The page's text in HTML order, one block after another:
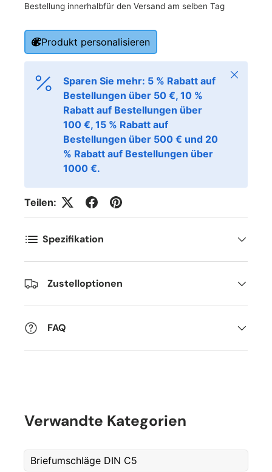
Antall *
Kommentarer
Bestellung innerhalbfür den Versand am selben Tag
Produkt personalisieren
Sparen Sie mehr: 5 % Rabatt auf
Bestellungen über 50 €, 10 %
Rabatt auf Bestellungen über
100 €, 15 % Rabatt auf
Bestellungen über 500 € und 20
% Rabatt auf Bestellungen über
1000 €.
Schließen
Teilen:
Spezifikation
Zustelloptionen
FAQ
Verwandte Kategorien
Briefumschläge DIN C5